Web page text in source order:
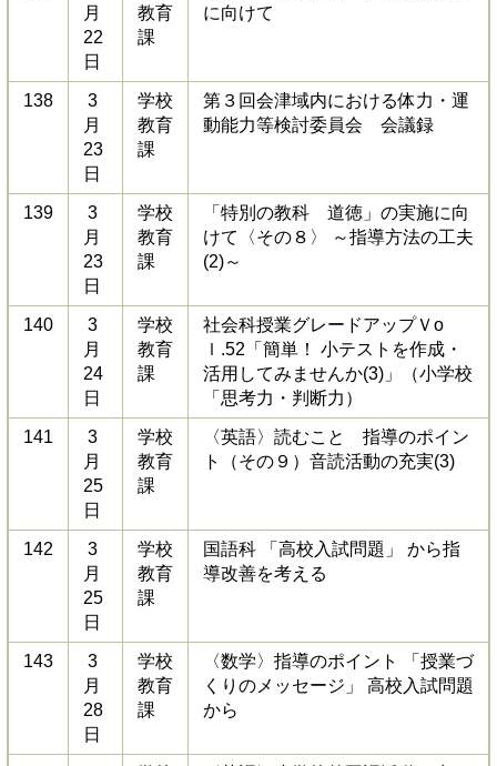
月
22
日
教育
課
に向けて
138
3
月
23
日
学校
教育
課
第３回会津域内における体力・運
動能力等検討委員会 会議録
139
3
月
23
日
学校
教育
課
「特別の教科 道徳」の実施に向
けて〈その８〉 ～指導方法の工夫
(2)～
140
3
月
24
日
学校
教育
課
社会科授業グレードアップＶo
ｌ.52「簡単！ 小テストを作成・
活用してみませんか(3)」（小学校
「思考力・判断力）
141
3
月
25
日
学校
教育
課
〈英語〉読むこと 指導のポイン
ト（その９）音読活動の充実(3)
142
3
月
25
日
学校
教育
課
国語科 「高校入試問題」 から指
導改善を考える
143
3
月
28
日
学校
教育
課
〈数学〉指導のポイント 「授業づ
くりのメッセージ」 高校入試問題
から